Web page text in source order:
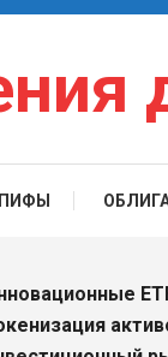
ПИФЫ
ETF: как
активов